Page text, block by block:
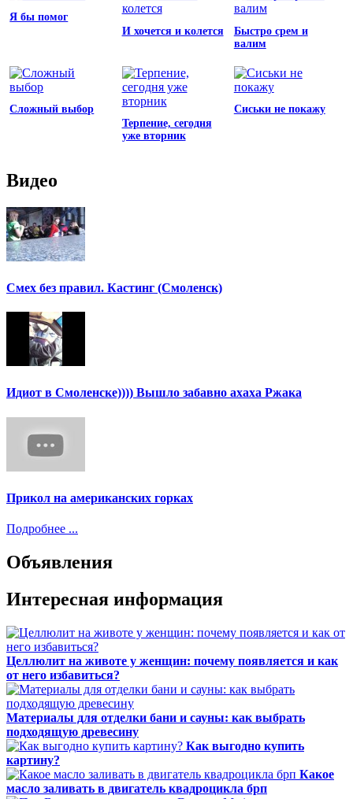
Я бы помог
И хочется и колется
Быстро срем и
валим
Сложный выбор
Терпение, сегодня
уже вторник
Сиськи не покажу
Видео
Смех без правил. Кастинг (Смоленск)
Идиот в Смоленске)))) Вышло забавно ахаха Ржака
Прикол на американских горках
Подробнее ...
Объявления
Интересная информация
Целлюлит на животе у женщин: почему появляется и как
от него избавиться?
Материалы для отделки бани и сауны: как выбрать
подходящую древесину
Как выгодно купить
картину?
Какое
масло заливать в двигатель квадроцикла брп